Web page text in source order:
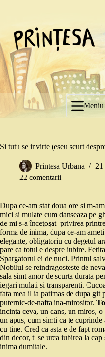
Meniu
Si tutu se invirte (eseu scurt
Printesa Urbana 21
22 comentarii
Dupa ce-am stat doua ore si m-
mici si mulate cum danseaza pe
de mi s-a înceţoşat privirea
forma de inima, dupa ce-am
elegante, obligatoriu cu degetul
pare ca totul e despre iubire.
Spargatorul ei de nuci. Printul
Nobilul se reindragosteste de
sala simt amor de scurta durata
iegari mulati si transparenti.
fata mea il ia patimas de dupa git
puternic-de-naftalina-mirositor.
incinta ceva, un dans, un miros,
un apus, cum simti ca te
cu tine. Cred ca asta e de fapt
din decor, ti se urca iubirea la
inima dumitale.